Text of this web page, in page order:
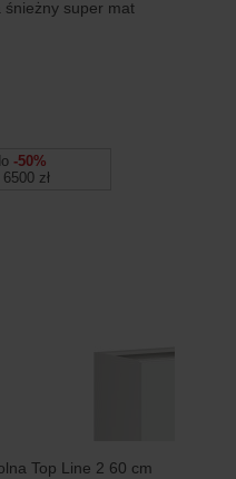
śnieżny super mat
-50%
zł
Top Line 2 60 cm